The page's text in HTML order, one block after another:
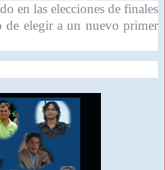
en las elecciones de finales
de elegir a un nuevo primer